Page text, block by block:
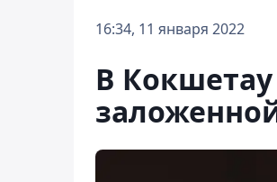
16:34, 11 января 2022
В